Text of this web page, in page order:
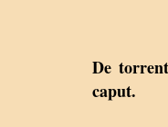
De
caput.